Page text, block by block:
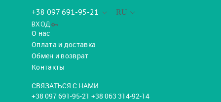
RU
+38 097 691-95-21
ВХОД
О нас
Оплата и доставка
Обмен и возврат
Контакты
СВЯЗАТЬСЯ С НАМИ
+38 097 691-95-21 +38 063 314-92-14